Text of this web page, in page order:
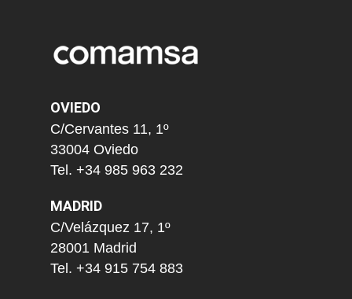
OVIEDO
C/Cervantes 11, 1º
33004 Oviedo
Tel. +34 985 963 232
MADRID
C/Velázquez 17, 1º
28001 Madrid
Tel. +34 915 754 883